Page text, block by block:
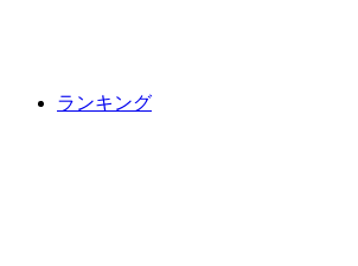
ランキング